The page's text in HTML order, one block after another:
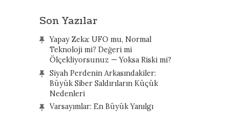
Son Yazılar
Yapay Zeka: UFO mu, Normal
Teknoloji mi? Değeri mi
Ölçekliyorsunuz — Yoksa Riski mi?
Siyah Perdenin Arkasındakiler:
Büyük Siber Saldırıların Küçük
Nedenleri
Varsayımlar: En Büyük Yanılgı